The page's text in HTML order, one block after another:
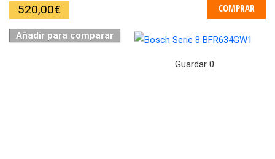
520,00€ COMPRAR
Añadir para comparar
Guardar 0